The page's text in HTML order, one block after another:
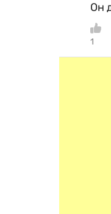
Он
1